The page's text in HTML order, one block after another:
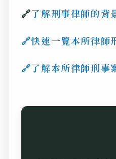
🔗了解刑事律師的背
🔗快速一覽本所律師
🔗了解本所律師刑事